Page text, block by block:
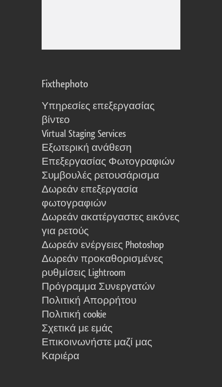
Fixthephoto
Υπηρεσίες επεξεργασίας
βίντεο
Virtual Staging Services
Εξωτερική ανάθεση
Επεξεργασίας Φωτογραφιών
Συμβουλές ρετουσάρισμα
Δωρεάν επεξεργασία
φωτογραφιών
Δωρεάν ακατέργαστες εικόνες
για ρετούς
Δωρεάν ενέργειες Photoshop
Δωρεάν προκαθορισμένες
ρυθμίσεις Lightroom
Πρόγραμμα Συνεργατών
Πολιτική Απορρήτου
Πολιτική cookie
Σχετικά με εμάς
Επικοινωνήστε μαζί μας
Καριέρα